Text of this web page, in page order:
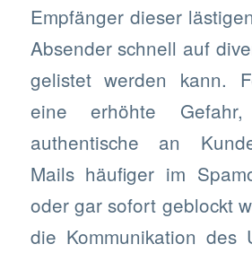
Empfänger dieser
Absender schnell auf
gelistet werden kann.
eine erhöhte
authentische an
Mails häufiger im
oder gar sofort geblockt
die Kommunikation des